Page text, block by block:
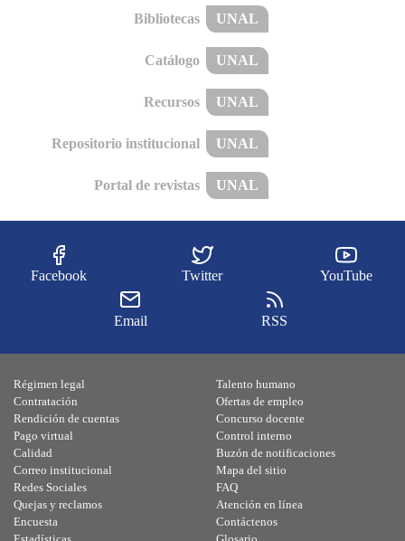
Bibliotecas UNAL
Catálogo UNAL
Recursos UNAL
Repositorio institucional UNAL
Portal de revistas UNAL
Facebook Twitter YouTube
Email RSS
Régimen legal
Contratación
Rendición de cuentas
Pago virtual
Calidad
Talento humano
Ofertas de empleo
Concurso docente
Control interno
Buzón de notificaciones
Correo institucional
Redes Sociales
Quejas y reclamos
Encuesta
Mapa del sitio
FAQ
Atención en línea
Contáctenos